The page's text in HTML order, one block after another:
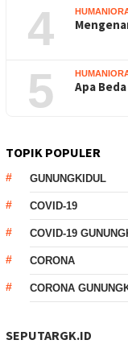
4
5 Apa
TOPIK POPULER
GUNUNGKIDUL
COVID-19
COVID-19
CORONA
CORONA
SEPUTARGK.ID